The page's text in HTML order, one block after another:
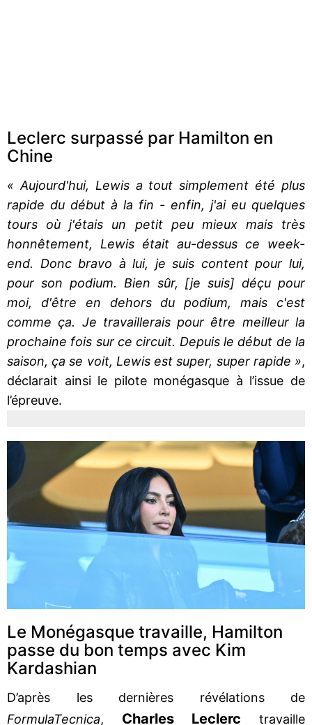
Leclerc surpassé par Hamilton en
Chine
« Aujourd'hui, Lewis a tout simplement été plus
rapide du début à la fin - enfin, j'ai eu quelques
tours où j'étais un petit peu mieux mais très
honnêtement, Lewis était au-dessus ce week-
end. Donc bravo à lui, je suis content pour lui,
pour son podium. Bien sûr, [je suis] déçu pour
moi, d'être en dehors du podium, mais c'est
comme ça. Je travaillerais pour être meilleur la
prochaine fois sur ce circuit. Depuis le début de la
saison, ça se voit, Lewis est super, super rapide »,
déclarait ainsi le pilote monégasque à l’issue de
l’épreuve.
Le Monégasque travaille, Hamilton
passe du bon temps avec Kim
Kardashian
D’après les dernières révélations de
FormulaTecnica, Charles Leclerc travaille